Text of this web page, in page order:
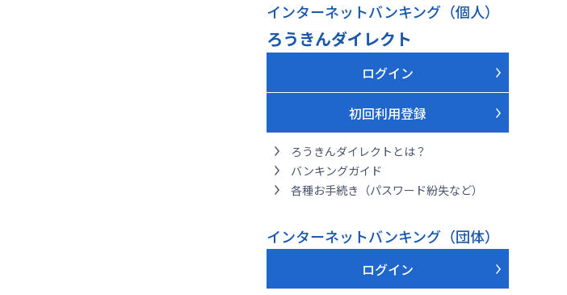
インターネットバンキング（個人）
ろうきんダイレクト
ログイン
初回利用登録
ろうきんダイレクトとは？
バンキングガイド
各種お手続き（パスワード紛失など）
インターネットバンキング（団体）
ログイン